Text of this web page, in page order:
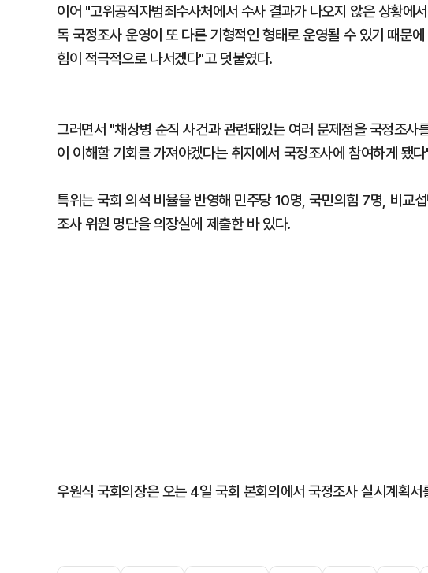
이어 "고위공직자범죄수사처에서 수사 결과가 나오지 않은 상황에
독 국정조사 운영이 또 다른 기형적인 형태로 운영될 수 있기 때문
힘이 적극적으로 나서겠다"고 덧붙였다.
그러면서 "채상병 순직 사건과 관련돼있는 여러 문제점을 국정조
이 이해할 기회를 가져야겠다는 취지에서 국정조사에 참여하게 됐
특위는 국회 의석 비율을 반영해 민주당 10명, 국민의힘 7명, 비교
조사 위원 명단을 의장실에 제출한 바 있다.
우원식 국회의장은 오는 4일 국회 본회의에서 국정조사 실시계획